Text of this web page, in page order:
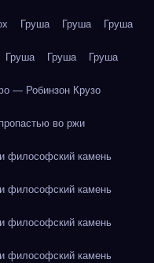
Груша Груша Груша
Груша Груша Груша
— Робинзон Крузо
во ржи
философский камень
философский камень
философский камень
философский камень